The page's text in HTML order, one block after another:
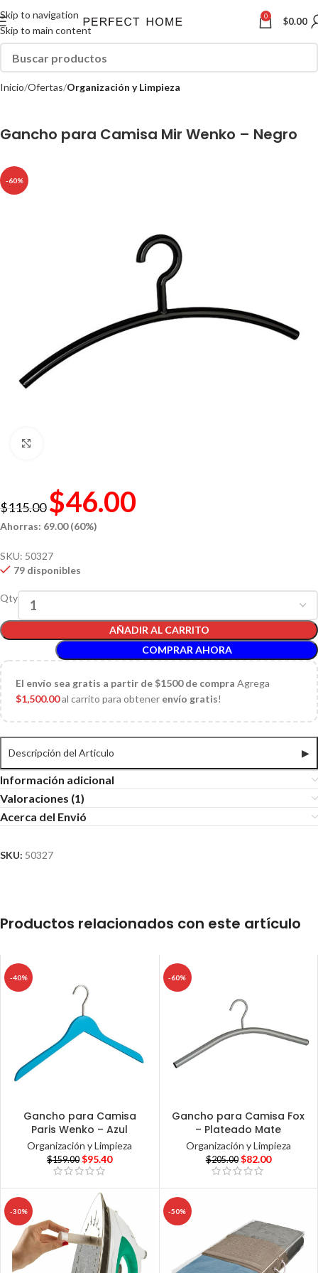
Skip to navigation
Skip to main content
0 $0.00
Inicio Ofertas Organización y Limpieza
Gancho para Camisa Mir Wenko – Negro
-60%
$115.00 $46.00
Ahorras: 69.00 (60%)
SKU: 50327
79 disponibles
Qty
AÑADIR AL CARRITO
COMPRAR AHORA
El envío sea gratis a partir de $1500 de compra Agrega
$1,500.00al carrito para obtener envío gratis!
Descripción del Articulo ▶
Información adicional
Valoraciones (1)
Acerca del Envió
SKU: 50327
Productos relacionados con este artículo
-40%
Gancho para Camisa
Paris Wenko – Azul
Organización y Limpieza
$159.00 $95.40
-60%
Gancho para Camisa Fox
– Plateado Mate
Organización y Limpieza
$205.00 $82.00
-30% -50%